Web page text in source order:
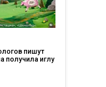
пишут
получила иглу